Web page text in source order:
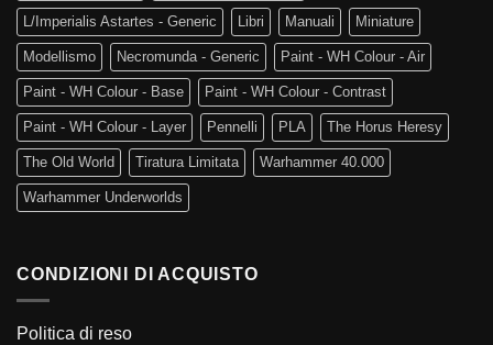
L/Imperialis Astartes - Generic Libri Manuali Miniature
Modellismo Necromunda - Generic Paint - WH Colour - Air
Paint - WH Colour - Base Paint - WH Colour - Contrast
Paint - WH Colour - Layer Pennelli PLA The Horus Heresy
The Old World Tiratura Limitata Warhammer 40.000
Warhammer Underworlds
CONDIZIONI DI ACQUISTO
Politica di reso